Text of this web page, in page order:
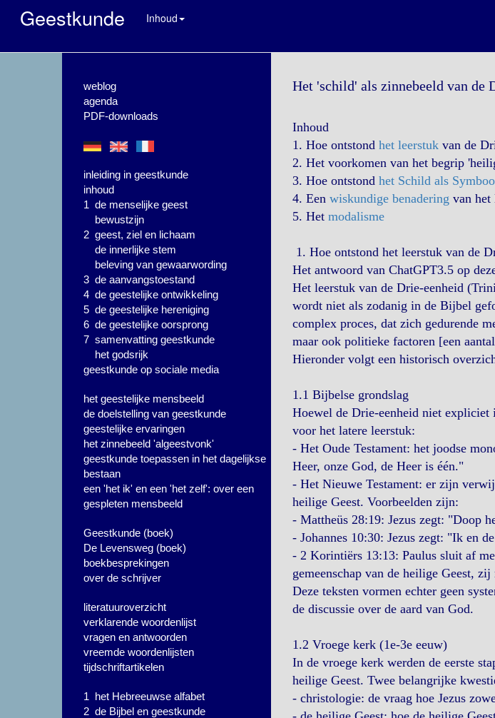
Geestkunde Inhoud
weblog
agenda
PDF-downloads
inleiding in geestkunde
inhoud
1 de menselijke geest
bewustzijn
2 geest, ziel en lichaam
de innerlijke stem
beleving van gewaarwording
3 de aanvangstoestand
4 de geestelijke ontwikkeling
5 de geestelijke hereniging
6 de geestelijke oorsprong
7 samenvatting geestkunde
het godsrijk
geestkunde op sociale media
het geestelijke mensbeeld
de doelstelling van geestkunde
geestelijke ervaringen
het zinnebeeld 'algeestvonk'
geestkunde toepassen in het dagelijkse
bestaan
een 'het ik' en een 'het zelf': over een
gespleten mensbeeld
Geestkunde (boek)
De Levensweg (boek)
boekbesprekingen
over de schrijver
literatuuroverzicht
verklarende woordenlijst
vragen en antwoorden
vreemde woordenlijsten
tijdschriftartikelen
1 het Hebreeuwse alfabet
2 de Bijbel en geestkunde
Het 'schild' als zinnebeeld van de
Inhoud
1. Hoe ontstond het leerstukvan de
2. Het voorkomen van het begrip
3. Hoe ontstond het Schild als
4. Een wiskundige benadering van het
5. Het modalisme
1. Hoe ontstond het leerstuk van de
Het antwoord van ChatGPT3.5 op
Het leerstuk van de Drie-eenheid
wordt niet als zodanig in de Bijbel
complex proces, dat zich gedurende
maar ook politieke factoren [een
Hieronder volgt een historisch
1.1 Bijbelse grondslag
Hoewel de Drie-eenheid niet expliciet
voor het latere leerstuk:
- Het Oude Testament: het joodse
Heer, onze God, de Heer is één."
- Het Nieuwe Testament: er zijn
heilige Geest. Voorbeelden zijn:
- Mattheüs 28:19: Jezus zegt: "Doop
- Johannes 10:30: Jezus zegt: "Ik en
- 2 Korintiërs 13:13: Paulus sluit af
gemeenschap van de heilige Geest,
Deze teksten vormen echter geen
de discussie over de aard van God.
1.2 Vroege kerk (1e-3e eeuw)
In de vroege kerk werden de eerste
heilige Geest. Twee belangrijke
- christologie: de vraag hoe Jezus